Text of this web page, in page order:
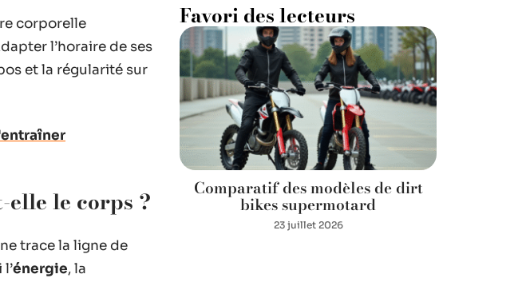
corporelle
l’horaire de ses
et la régularité sur
elle le corps ?
trace la ligne de
énergie, la
Favori des lecteurs
Comparatif des modèles de dirt
bikes supermotard
23 juillet 2026